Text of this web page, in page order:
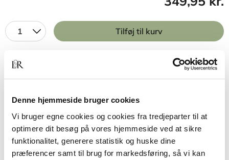
Denne hjemmeside bruger cookies
Vi bruger egne cookies og cookies fra tredjeparter til at
optimere dit besøg på vores hjemmeside ved at sikre
funktionalitet, generere statistik og huske dine
præferencer samt til brug for markedsføring, så vi kan
1 Tilføj til kurv
BESKRIVELSE YDERLIGERE INFO
Hvorfor formår nogle virksomheder at tage
springet fra at være gode til at være fantastiske,
mens andre virksomheders resultater forbliver på
det jævne?